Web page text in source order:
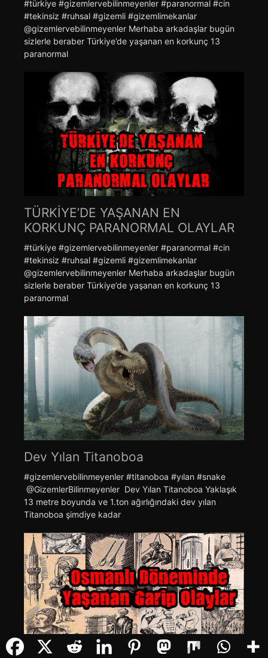
#türkiye #gizemlervebilinmeyenler #paranormal #cin
#tekinsiz #ruhsal #gizemli #gizemlimekanlar
@gizemlervebilinmeyenler Merhaba arkadaşlar bugün
sizlerle beraber Türkiye’de yaşanan en korkunç 13
paranormal
TÜRKİYE’DE YAŞANAN EN
KORKUNÇ PARANORMAL OLAYLAR
#türkiye #gizemlervebilinmeyenler #paranormal #cin
#tekinsiz #ruhsal #gizemli #gizemlimekanlar
@gizemlervebilinmeyenler Merhaba arkadaşlar bugün
sizlerle beraber Türkiye’de yaşanan en korkunç 13
paranormal
Dev Yılan Titanoboa
#gizemlervebilinmeyenler #titanoboa #yılan #snake
@GizemlerBilinmeyenler Dev Yılan Titanoboa Yaklaşık
13 metre boyunda ve 1.ton ağırlığındaki dev yılan
Titanoboa şimdiye kadar